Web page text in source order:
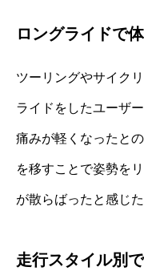
ロングライドで
ツーリングやサイク
ライドをしたユーザ
痛みが軽くなったと
を移すことで姿勢を
が散らばったと感じ
走行スタイル別